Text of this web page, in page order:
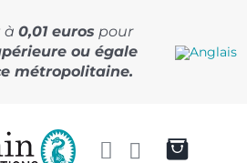
à 0,01 euros pour
ou égale
métropolitaine.